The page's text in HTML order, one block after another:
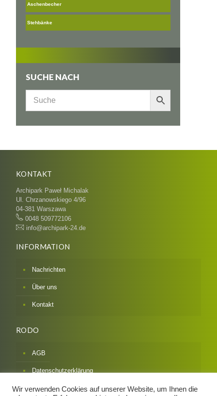
Aschenbecher
Stehbänke
SUCHE NACH
KONTAKT
Archipark Paweł Michalak
Ul. Chrzanowskiego 4/96
04-381 Warszawa
0048 509772106
info@archipark-24.de
INFORMATION
Nachrichten
Über uns
Kontakt
RODO
AGB
Datenschutzerklärung
Impressum
Wir verwenden Cookies auf unserer Website, um Ihnen die